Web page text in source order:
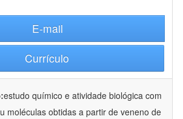
E-mail
Currículo
estudo químico e atividade biológica com
moléculas obtidas a partir de veneno de